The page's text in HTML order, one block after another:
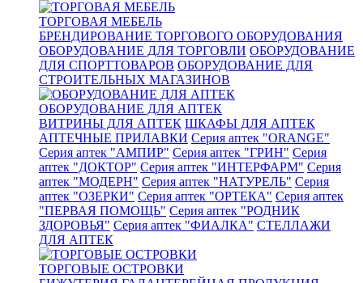
ТОРГОВАЯ МЕБЕЛЬ
БРЕНДИРОВАНИЕ ТОРГОВОГО ОБОРУДОВАНИЯ
ОБОРУДОВАНИЕ ДЛЯ ТОРГОВЛИ ОБОРУДОВАНИЕ
ДЛЯ СПОРТТОВАРОВ ОБОРУДОВАНИЕ ДЛЯ
СТРОИТЕЛЬНЫХ МАГАЗИНОВ
ОБОРУДОВАНИЕ ДЛЯ АПТЕК
ВИТРИНЫ ДЛЯ АПТЕК ШКАФЫ ДЛЯ АПТЕК
АПТЕЧНЫЕ ПРИЛАВКИ Серия аптек "ORANGE"
Серия аптек "АМПИР" Серия аптек "ГРИН" Серия
аптек "ДОКТОР" Серия аптек "ИНТЕРФАРМ" Серия
аптек "МОДЕРН" Серия аптек "НАТУРЕЛЬ" Серия
аптек "ОЗЕРКИ" Серия аптек "ОРТЕКА" Серия аптек
"ПЕРВАЯ ПОМОЩЬ" Серия аптек "РОДНИК
ЗДОРОВЬЯ" Серия аптек "ФИАЛКА" СТЕЛЛАЖИ
ДЛЯ АПТЕК
ТОРГОВЫЕ ОСТРОВКИ